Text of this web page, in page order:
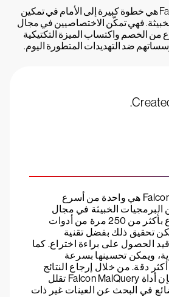
إن أداة Falcon MalQuery هي خطوة كبيرة إلى الأمام في تمكين
فهي تمكّن الاختصاصيين في مجال
من الخصم واكتساب الميزة التكتيكية
ضد التهديدات المتطورة اليوم.
إن أداة Falcon MalQuery هي واحدة من أسرع
الخبيثة في مجال
الأمن — فهي أسرع بأكثر من 250 مرة من أدوات
تحقيق ذلك بفضل تقنية
الحصول على براءة اختراع. كما
ويمكن تحسينها بسرعة
دقة. من خلال إرجاع النتائج
الأكثر صلة فقط، فإن أداة Falcon MalQuery تقلل
في البحث عن العينات غير ذات